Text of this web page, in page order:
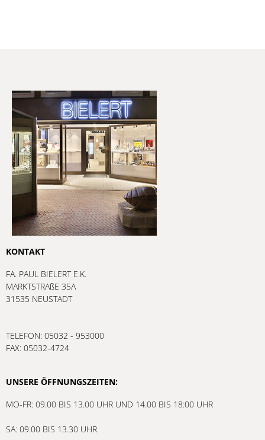
KONTAKT
FA. PAUL BIELERT E.K.
MARKTSTRAßE 35A
31535 NEUSTADT
TELEFON: 05032 - 953000
FAX: 05032-4724
UNSERE ÖFFNUNGSZEITEN:
MO-FR: 09.00 BIS 13.00 UHR UND 14.00 BIS 18:00 UHR
SA: 09.00 BIS 13.30 UHR